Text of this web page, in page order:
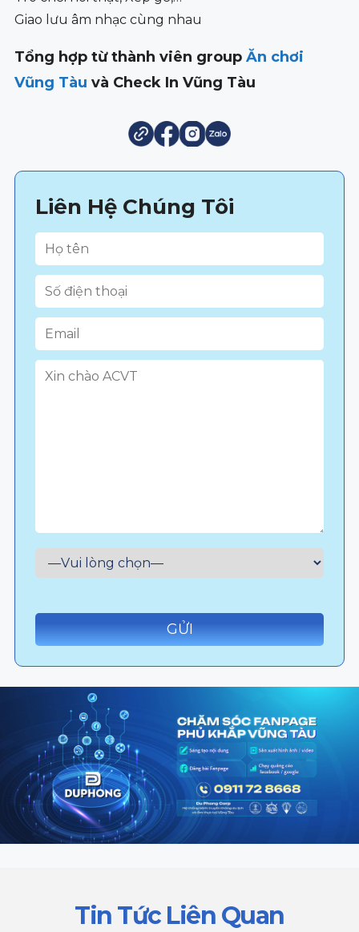
Giao lưu âm nhạc cùng nhau
Tổng hợp từ thành viên group Ăn chơi
Vũng Tàu và Check In Vũng Tàu
Liên Hệ Chúng Tôi
Tin Tức Liên Quan